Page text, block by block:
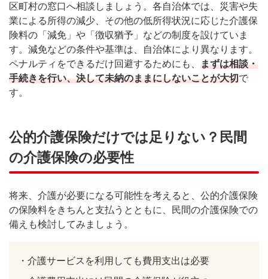
区町村の窓口へ相談しましょう。各自治体では、災害や失
業による所得の減少、その他の低所得状況に応じた介護保
険料の「減免」や「徴収猶予」などの制度を設けていま
す。減免などの条件や基準は、自治体により異なります。
ペナルティをできるだけ回避するためにも、 まずは相談・
手続きを行い、決して未納のままにしないことが大切で
す。
公的介護保険だけでは足りない？民間
の介護保険の必要性
将来、介護が必要になる可能性を考えると、公的介護保険
の保険料をきちんと支払うとともに、民間の介護保険での
備えも検討してみましょう。
・ 介護サービスを利用しても費用支出は必要